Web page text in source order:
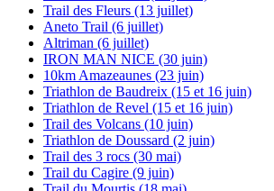
Trail des Fleurs (13 juillet)
Aneto Trail (6 juillet)
Altriman (6 juillet)
IRON MAN NICE (30 juin)
10km Amazeaunes (23 juin)
Triathlon de Baudreix (15 et 16 juin)
Triathlon de Revel (15 et 16 juin)
Trail des Volcans (10 juin)
Triathlon de Doussard (2 juin)
Trail des 3 rocs (30 mai)
Trail du Cagire (9 juin)